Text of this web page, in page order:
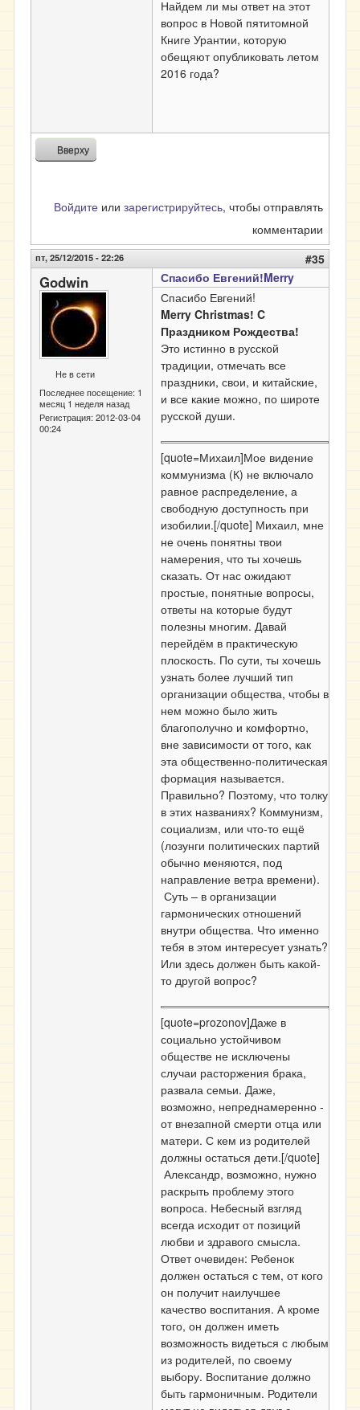
Найдем ли мы ответ на этот
вопрос в Новой пятитомной
Книге Урантии, которую
обещяют опубликовать летом
2016 года?
Вверху
Войдите или зарегистрируйтесь, чтобы отправлять
комментарии
пт, 25/12/2015 - 22:26 #35
Godwin
Не в сети
Последнее посещение: 1
месяц 1 неделя назад
Регистрация:2012-03-04
00:24
Спасибо Евгений!Merry
Спасибо Евгений!
Merry Christmas! C
Праздником Рождества!
Это истинно в русской
традиции, отмечать все
праздники, свои, и китайские,
и все какие можно, по широте
русской души.
[quote=Михаил]Мое видение
коммунизма (К) не включало
равное распределение, а
свободную доступность при
изобилии.[/quote] Михаил, мне
не очень понятны твои
намерения, что ты хочешь
сказать. От нас ожидают
простые, понятные вопросы,
ответы на которые будут
полезны многим. Давай
перейдём в практическую
плоскость. По сути, ты хочешь
узнать более лучший тип
организации общества, чтобы в
нем можно было жить
благополучно и комфортно,
вне зависимости от того, как
эта общественно-политическая
формация называется.
Правильно? Поэтому, что толку
в этих названиях? Коммунизм,
социализм, или что-то ещё
(лозунги политических партий
обычно меняются, под
направление ветра времени).
Суть – в организации
гармонических отношений
внутри общества. Что именно
тебя в этом интересует узнать?
Или здесь должен быть какой-
то другой вопрос?
[quote=prozonov]Даже в
социально устойчивом
обществе не исключены
случаи расторжения брака,
развала семьи. Даже,
возможно, непреднамеренно -
от внезапной смерти отца или
матери. С кем из родителей
должны остаться дети.[/quote]
Александр, возможно, нужно
раскрыть проблему этого
вопроса. Небесный взгляд
всегда исходит от позиций
любви и здравого смысла.
Ответ очевиден: Ребенок
должен остаться с тем, от кого
он получит наилучшее
качество воспитания. А кроме
того, он должен иметь
возможность видеться с любым
из родителей, по своему
выбору. Воспитание должно
быть гармоничным. Родители